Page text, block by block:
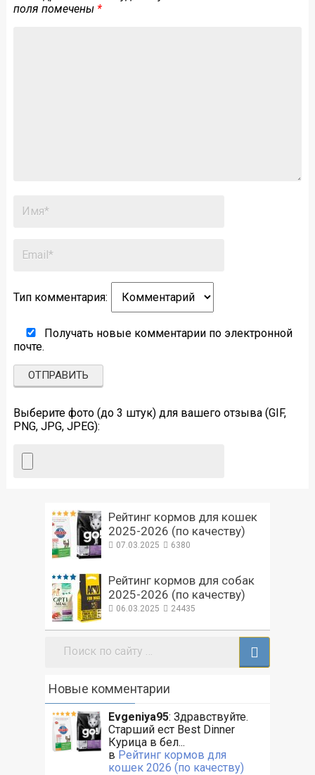
поля помечены *
Тип комментария:
Получать новые комментарии по электронной
почте.
Выберите фото (до 3 штук) для вашего отзыва (GIF,
PNG, JPG, JPEG):
Рейтинг кормов для кошек
2025-2026 (по качеству)
07.03.2025 6380
Рейтинг кормов для собак
2025-2026 (по качеству)
06.03.2025 24435
Поиск:
Новые комментарии
Evgeniya95: Здравствуйте.
Старший ест Best Dinner
Курица в бел...
в Рейтинг кормов для
кошек 2026 (по качеству)